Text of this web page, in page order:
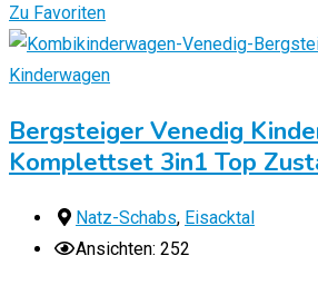
Zu Favoriten
Kinderwagen
Bergsteiger Venedig
Komplettset 3in1 Top
Natz-Schabs, Eisacktal
Ansichten: 252